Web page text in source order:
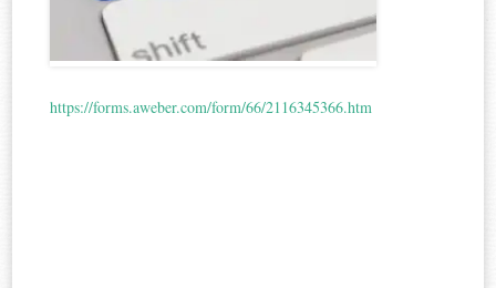
https://forms.aweber.com/form/66/2116345366.htm